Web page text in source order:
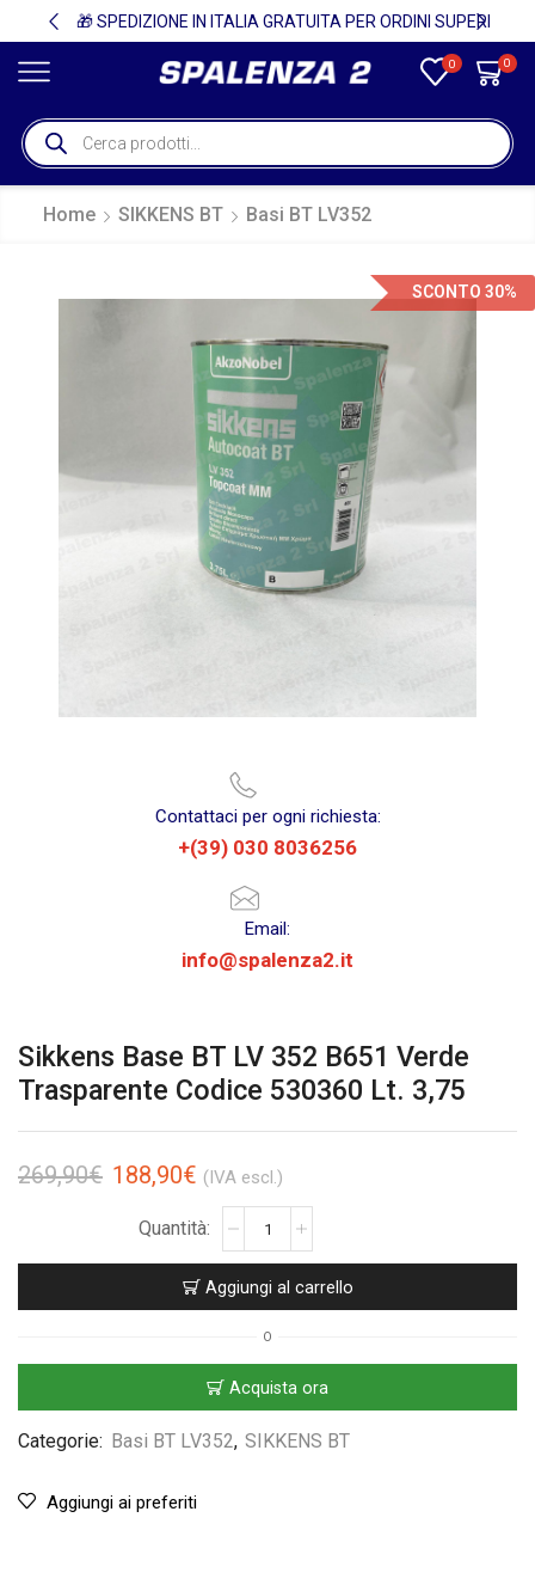
🎁 SPEDIZIONE IN ITALIA GRATUITA PER ORDINI SUPERIORI A 750€ + IVA 🎁
0 0
Home SIKKENS BT Basi BT LV352
SCONTO 30%
Contattaci per ogni richiesta:
+(39) 030 8036256
Email:
info@spalenza2.it
Sikkens Base BT LV 352 B651 Verde
Trasparente Codice 530360 Lt. 3,75
269,90€ 188,90€ (IVA escl.)
Aggiungi al carrello
O
Acquista ora
Categorie: Basi BT LV352, SIKKENS BT
Aggiungi ai preferiti